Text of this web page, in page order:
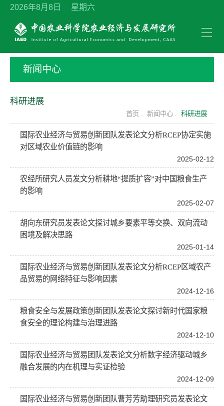
2026年8月8日 星期六
新闻中心
科研进展
首页 . 新闻中心 . 科研进展
国际农业经济与贸易创新团队发表论文分析RCEP协定实施
对区域农业价值链的影响
2025-02-12
农经所研究人员发文分析耕地“提质扩容”对中国粮食生产
的影响
2025-02-07
胡向东研究员发表论文探讨城乡要素平等交换、双向流动
困境及解决思路
2025-01-14
国际农业经济与贸易创新团队发表论文分析RCEP区域农产
品贸易的网络特征与影响因素
2024-12-16
粮食安全与发展政策创新团队发表论文探讨新时代国家粮
食安全的理论构建与治理进路
2024-12-10
国际农业经济与贸易团队发表论文分析数字经济驱动城乡
融合发展的内在机理与实证检验
2024-12-09
国际农业经济与贸易创新团队曹芳芳助理研究员发表论文